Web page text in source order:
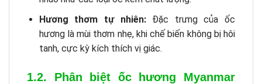
Hương thơm tự nhiên:Đặc trưng của ốc
hương là mùi thơm nhẹ, khi chế biến không bị hôi
tanh, cực kỳ kích thích vị giác.
1.2. Phân biệt ốc hương Myanmar